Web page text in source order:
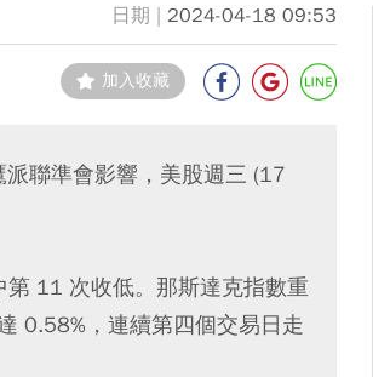
2024-04-18 09:53
加入收藏
聯準會影響，美股週三 (17
11 次收低。那斯達克指數重
0.58%，連續第四個交易日走